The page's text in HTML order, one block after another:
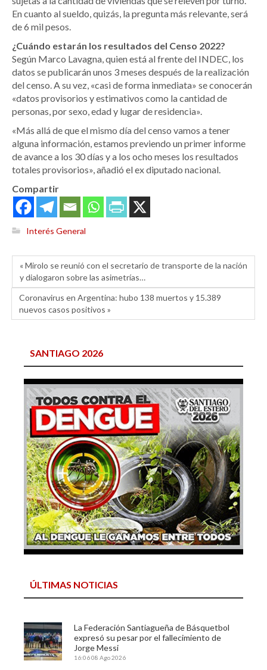
En cuanto al sueldo, quizás, la pregunta más relevante, será
de 6 mil pesos.
¿Cuándo estarán los resultados del Censo 2022?
Según Marco Lavagna, quien está al frente del INDEC, los
datos se publicarán unos 3 meses después de la realización
del censo. A su vez, «casi de forma inmediata» se conocerán
«datos provisorios y estimativos como la cantidad de
personas, por sexo, edad y lugar de residencia».
«Más allá de que el mismo día del censo vamos a tener
alguna información, estamos previendo un primer informe
de avance a los 30 días y a los ocho meses los resultados
totales provisorios», añadió el ex diputado nacional.
Compartir
Interés General
« Mirolo se reunió con el secretario de transporte de la nación
y dialogaron sobre las asimetrías…
Coronavirus en Argentina: hubo 138 muertos y 15.389
nuevos casos positivos »
SANTIAGO 2026
ÚLTIMAS NOTICIAS
La Federación Santiagueña de Básquetbol
expresó su pesar por el fallecimiento de
Jorge Messi
16:0608 Ago 2026